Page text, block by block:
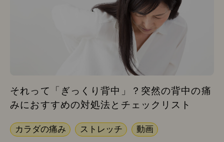
それって「ぎっくり背中」？突然の背中の痛
みにおすすめの対処法とチェックリスト
カラダの痛み ストレッチ 動画